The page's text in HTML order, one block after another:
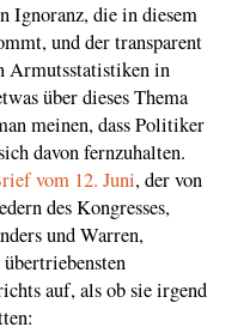
Ignoranz, die in diesem
und der transparent
Armutsstatistiken in
über dieses Thema
meinen, dass Politiker
davon fernzuhalten.
vom 12. Juni, der von
des Kongresses,
und Warren,
auf, als ob sie irgend